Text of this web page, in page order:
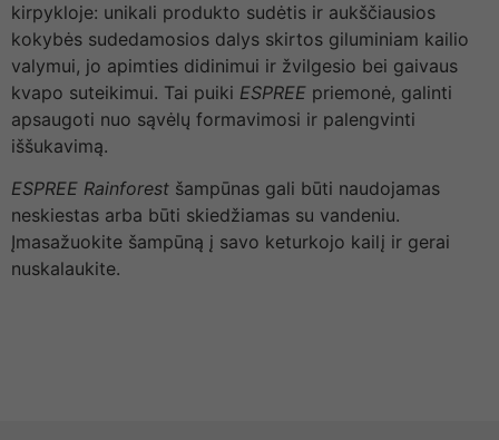
kirpykloje: unikali produkto sudėtis ir aukščiausios
kokybės sudedamosios dalys skirtos giluminiam kailio
valymui, jo apimties didinimui ir žvilgesio bei gaivaus
kvapo suteikimui. Tai puiki ESPREE priemonė, galinti
apsaugoti nuo sąvėlų formavimosi ir palengvinti
iššukavimą.
ESPREE Rainforest šampūnas gali būti naudojamas
neskiestas arba būti skiedžiamas su vandeniu.
Įmasažuokite šampūną į savo keturkojo kailį ir gerai
nuskalaukite.